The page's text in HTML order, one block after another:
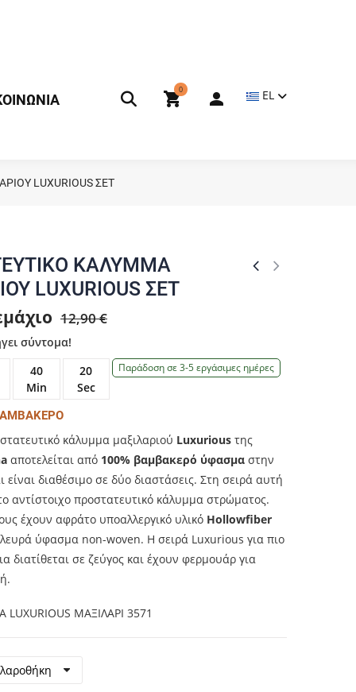
0 EL
LUXURIOUS ΣΕΤ
ΚΑΛΥΜΜΑ
LUXURIOUS ΣΕΤ
12,90 €
σύντομα!
40
Min
20
Sec
Παράδοση σε 3-5 εργάσιμες ημέρες
κάλυμμα μαξιλαριού Luxurious της
αποτελείται από 100% βαμβακερό ύφασμα στην
διαθέσιμο σε δύο διαστάσεις. Στη σειρά αυτή
αντίστοιχο προστατευτικό κάλυμμα στρώματος.
έχουν αφράτο υποαλλεργικό υλικό Hollowfiber
ύφασμα non-woven. Η σειρά Luxurious για πιο
διατίθεται σε ζεύγος και έχουν φερμουάρ για
LUXURIOUS ΜΑΞΙΛΑΡΙ 3571